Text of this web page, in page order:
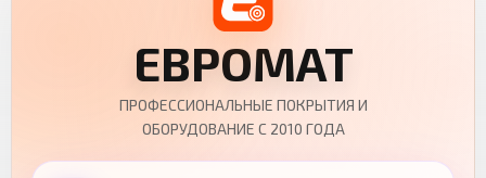
ЕВРОМАТ
ПРОФЕССИОНАЛЬНЫЕ ПОКРЫТИЯ И
ОБОРУДОВАНИЕ С 2010 ГОДА